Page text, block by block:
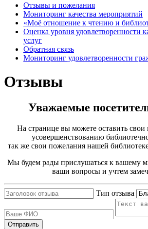
Отзывы и пожелания
Мониторинг качества мероприятий
«Моё отношение к чтению и
Оценка уровня удовлетворенности
услуг
Обратная связь
Мониторинг удовлетворенности
Отзывы
Уважаемые
На странице вы можете оставить
усовершенствованию
так же свои пожелания нашей
Мы будем рады прислушаться к вашему
ваши вопросы и учтем
Тип отзыва